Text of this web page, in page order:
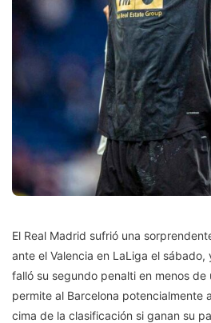
El Real Madrid sufrió una
ante el Valencia en LaLiga el sábado,
falló su segundo penalti en menos de
permite al Barcelona potencialmente
cima de la clasificación si ganan su